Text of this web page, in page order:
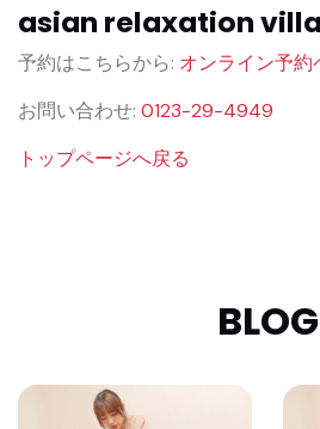
asian relaxation villa
予約はこちらから: オンライン予約
お問い合わせ: 0123-29-4949
トップページへ戻る
BLOG